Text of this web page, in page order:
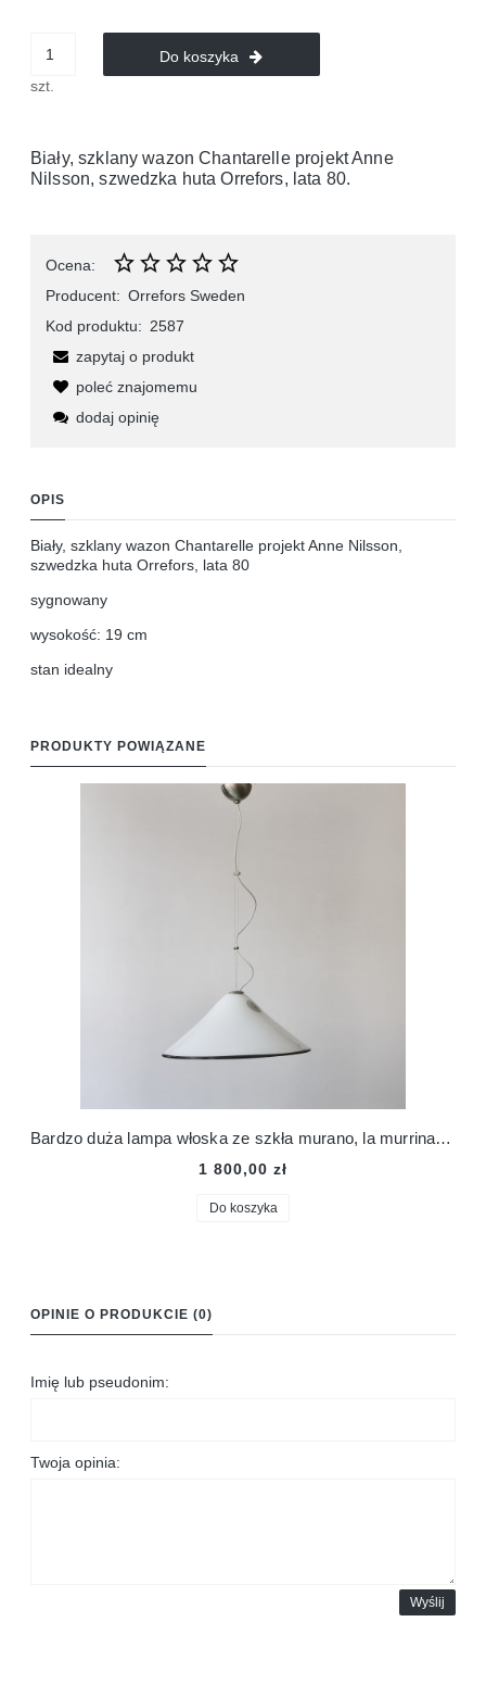
szt.
Do koszyka
Biały, szklany wazon Chantarelle projekt Anne
Nilsson, szwedzka huta Orrefors, lata 80.
Ocena:
Producent: Orrefors Sweden
Kod produktu: 2587
zapytaj o produkt
poleć znajomemu
dodaj opinię
OPIS
Biały, szklany wazon Chantarelle projekt Anne Nilsson,
szwedzka huta Orrefors, lata 80
sygnowany
wysokość: 19 cm
stan idealny
PRODUKTY POWIĄZANE
Bardzo duża lampa włoska ze szkła murano, la murrina, lata 70.
1 800,00 zł
Do koszyka
OPINIE O PRODUKCIE (0)
Imię lub pseudonim:
Twoja opinia:
Wyślij